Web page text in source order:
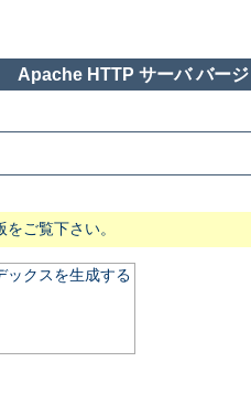
Apache HTTP サーバ バー
ご覧下さい。
ックスを生成する